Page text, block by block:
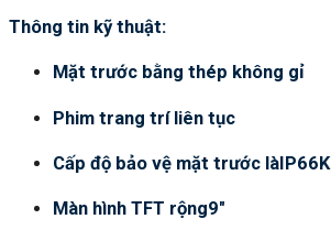
Thông tin kỹ thuật:
Mặt trước bằng thép không gỉ
Phim trang trí liên tục
Cấp độ bảo vệ mặt trước làIP66K
Màn hình TFT rộng9″